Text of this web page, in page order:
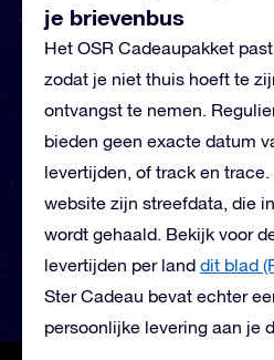
je brievenbus
Het OSR Cadeaupakket
zodat je niet thuis hoeft te
ontvangst te nemen.
bieden geen exacte datum
levertijden, of track en
website zijn streefdata, die
wordt gehaald. Bekijk voor
levertijden per land dit blad
Ster Cadeau bevat echter
persoonlijke levering aan je